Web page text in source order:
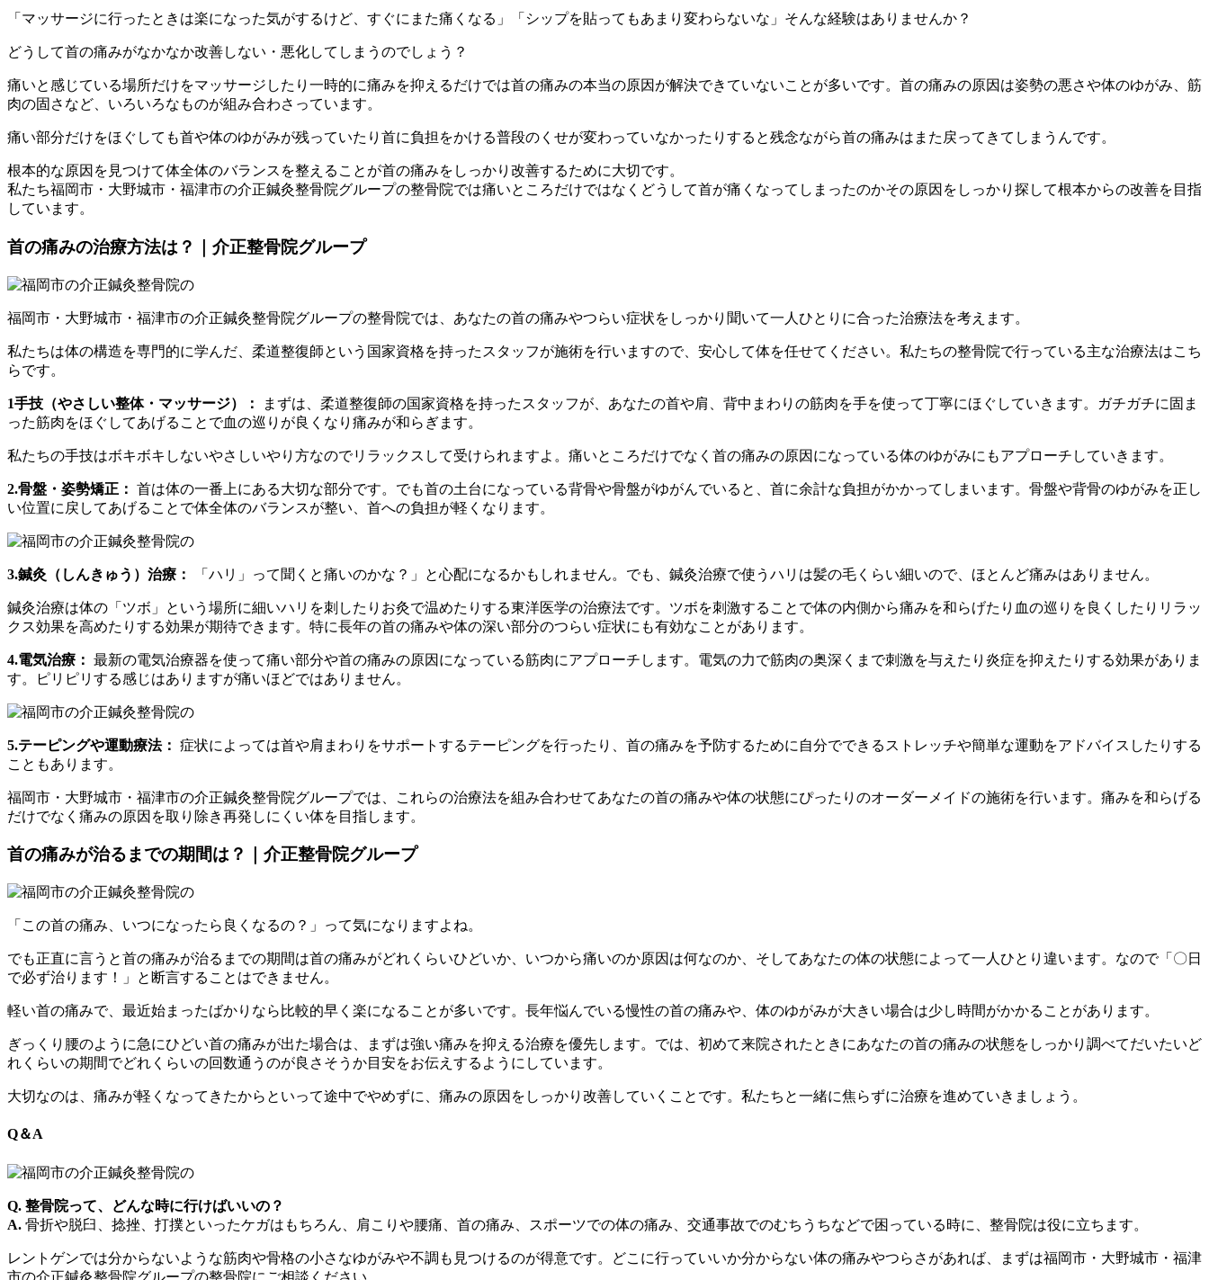
「マッサージに行ったときは楽になった気がするけど、すぐにまた痛くなる」「シップを貼ってもあまり変わらないな」そんな経験はありませんか？
どうして首の痛みがなかなか改善しない・悪化してしまうのでしょう？
痛いと感じている場所だけをマッサージしたり一時的に痛みを抑えるだけでは首の痛みの本当の原因が解決できていないことが多いです。首の痛みの原因は姿勢の悪さや体のゆがみ、筋
肉の固さなど、いろいろなものが組み合わさっています。
痛い部分だけをほぐしても首や体のゆがみが残っていたり首に負担をかける普段のくせが変わっていなかったりすると残念ながら首の痛みはまた戻ってきてしまうんです。
根本的な原因を見つけて体全体のバランスを整えることが首の痛みをしっかり改善するために大切です。
私たち福岡市・大野城市・福津市の介正鍼灸整骨院グループの整骨院では痛いところだけではなくどうして首が痛くなってしまったのかその原因をしっかり探して根本からの改善を目指
しています。
首の痛みの治療方法は？｜介正整骨院グループ
福岡市・大野城市・福津市の介正鍼灸整骨院グループの整骨院では、あなたの首の痛みやつらい症状をしっかり聞いて一人ひとりに合った治療法を考えます。
私たちは体の構造を専門的に学んだ、柔道整復師という国家資格を持ったスタッフが施術を行いますので、安心して体を任せてください。私たちの整骨院で行っている主な治療法はこち
らです。
1手技（やさしい整体・マッサージ）：
まずは、柔道整復師の国家資格を持ったスタッフが、あなたの首や肩、背中まわりの筋肉を手を使って丁寧にほぐしていきます。ガチガチに固ま
った筋肉をほぐしてあげることで血の巡りが良くなり痛みが和らぎます。
私たちの手技はボキボキしないやさしいやり方なのでリラックスして受けられますよ。痛いところだけでなく首の痛みの原因になっている体のゆがみにもアプローチしていきます。
2.骨盤・姿勢矯正： 首は体の一番上にある大切な部分です。でも首の土台になっている背骨や骨盤がゆがんでいると、首に余計な負担がかかってしまいます。骨盤や背骨のゆがみを正し
い位置に戻してあげることで体全体のバランスが整い、首への負担が軽くなります。
3.鍼灸（しんきゅう）治療： 「ハリ」って聞くと痛いのかな？」と心配になるかもしれません。でも、鍼灸治療で使うハリは髪の毛くらい細いので、ほとんど痛みはありません。
鍼灸治療は体の「ツボ」という場所に細いハリを刺したりお灸で温めたりする東洋医学の治療法です。ツボを刺激することで体の内側から痛みを和らげたり血の巡りを良くしたりリラッ
クス効果を高めたりする効果が期待できます。特に長年の首の痛みや体の深い部分のつらい症状にも有効なことがあります。
4.電気治療： 最新の電気治療器を使って痛い部分や首の痛みの原因になっている筋肉にアプローチします。電気の力で筋肉の奥深くまで刺激を与えたり炎症を抑えたりする効果がありま
す。ピリピリする感じはありますが痛いほどではありません。
5.テーピングや運動療法： 症状によっては首や肩まわりをサポートするテーピングを行ったり、首の痛みを予防するために自分でできるストレッチや簡単な運動をアドバイスしたりする
こともあります。
福岡市・大野城市・福津市の介正鍼灸整骨院グループでは、これらの治療法を組み合わせてあなたの首の痛みや体の状態にぴったりのオーダーメイドの施術を行います。痛みを和らげる
だけでなく痛みの原因を取り除き再発しにくい体を目指します。
首の痛みが治るまでの期間は？｜介正整骨院グループ
「この首の痛み、いつになったら良くなるの？」って気になりますよね。
でも正直に言うと首の痛みが治るまでの期間は首の痛みがどれくらいひどいか、いつから痛いのか原因は何なのか、そしてあなたの体の状態によって一人ひとり違います。なので「〇日
で必ず治ります！」と断言することはできません。
軽い首の痛みで、最近始まったばかりなら比較的早く楽になることが多いです。長年悩んでいる慢性の首の痛みや、体のゆがみが大きい場合は少し時間がかかることがあります。
ぎっくり腰のように急にひどい首の痛みが出た場合は、まずは強い痛みを抑える治療を優先します。では、初めて来院されたときにあなたの首の痛みの状態をしっかり調べてだいたいど
れくらいの期間でどれくらいの回数通うのが良さそうか目安をお伝えするようにしています。
大切なのは、痛みが軽くなってきたからといって途中でやめずに、痛みの原因をしっかり改善していくことです。私たちと一緒に焦らずに治療を進めていきましょう。
Q＆A
Q. 整骨院って、どんな時に行けばいいの？
A. 骨折や脱臼、捻挫、打撲といったケガはもちろん、肩こりや腰痛、首の痛み、スポーツでの体の痛み、交通事故でのむちうちなどで困っている時に、整骨院は役に立ちます。
レントゲンでは分からないような筋肉や骨格の小さなゆがみや不調も見つけるのが得意です。どこに行っていいか分からない体の痛みやつらさがあれば、まずは福岡市・大野城市・福津
市の介正鍼灸整骨院グループの整骨院にご相談ください。